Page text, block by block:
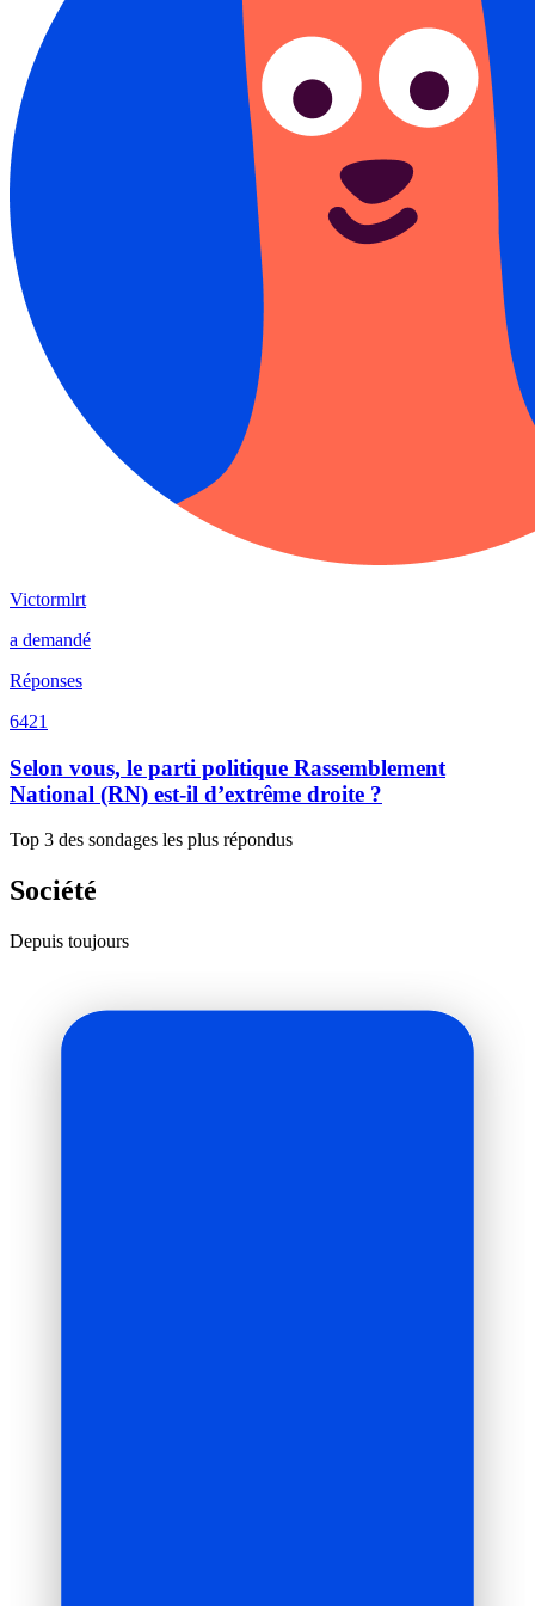
Victormlrt
a demandé
Réponses
6421
Selon vous, le parti politique Rassemblement
National (RN) est-il d’extrême droite ?
Top 3 des sondages les plus répondus
Société
Depuis toujours